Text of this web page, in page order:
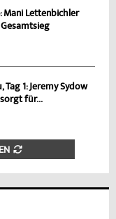
Mani Lettenbichler
1: Jeremy Sydow
für...